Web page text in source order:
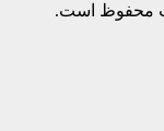
محفوظ است.